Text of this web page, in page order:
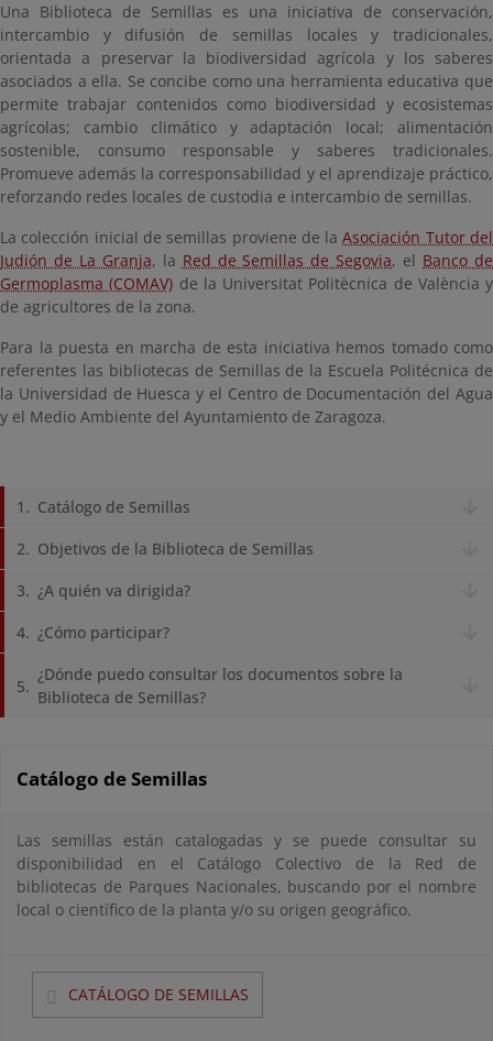
Una Biblioteca de Semillas es una iniciativa de conservación,
intercambio y difusión de semillas locales y tradicionales,
orientada a preservar la biodiversidad agrícola y los saberes
asociados a ella. Se concibe como una herramienta educativa que
permite trabajar contenidos como biodiversidad y ecosistemas
agrícolas; cambio climático y adaptación local; alimentación
sostenible, consumo responsable y saberes tradicionales.
Promueve además la corresponsabilidad y el aprendizaje práctico,
reforzando redes locales de custodia e intercambio de semillas.
La colección inicial de semillas proviene de laAsociación Tutor del
Judión de La Granja, la Red de Semillas de Segovia, el Banco de
Germoplasma (COMAV) de la Universitat Politècnica de València y
de agricultores de la zona.
Para la puesta en marcha de esta iniciativa hemos tomado como
referentes las bibliotecas de Semillas de la Escuela Politécnica de
la Universidad de Huesca y el Centro de Documentación del Agua
y el Medio Ambiente del Ayuntamiento de Zaragoza.
Catálogo de Semillas
Objetivos de la Biblioteca de Semillas
¿A quién va dirigida?
¿Cómo participar?
¿Dónde puedo consultar los documentos sobre la
Biblioteca de Semillas?
Catálogo de Semillas
Las semillas están catalogadas y se puede consultar su
disponibilidad en el Catálogo Colectivo de la Red de
bibliotecas de Parques Nacionales, buscando por el nombre
local o científico de la planta y/o su origen geográfico.
CATÁLOGO DE SEMILLAS